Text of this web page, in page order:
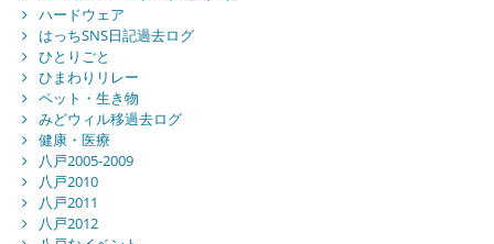
ハードウェア
はっちSNS日記過去ログ
ひとりごと
ひまわりリレー
ペット・生き物
みどウィル移過去ログ
健康・医療
八戸2005-2009
八戸2010
八戸2011
八戸2012